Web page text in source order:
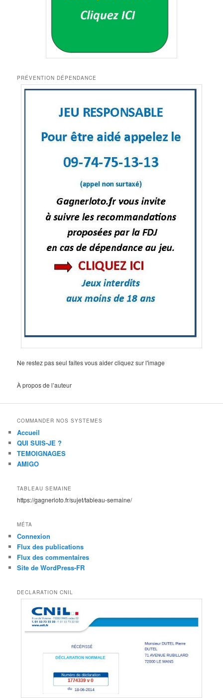
PRÉVENTION DÉPENDANCE
Ne restez pas seul faites vous aider cliquez sur l'image
À propos de l’auteur
COMMANDER NOS SYSTEMES
Accueil
QUI SUIS-JE ?
TEMOIGNAGES
AMIGO
TABLEAU SEMAINE
https://gagnerloto.fr/sujet/tableau-semaine/
MÉTA
Connexion
Flux des publications
Flux des commentaires
Site de WordPress-FR
DECLARATION CNIL